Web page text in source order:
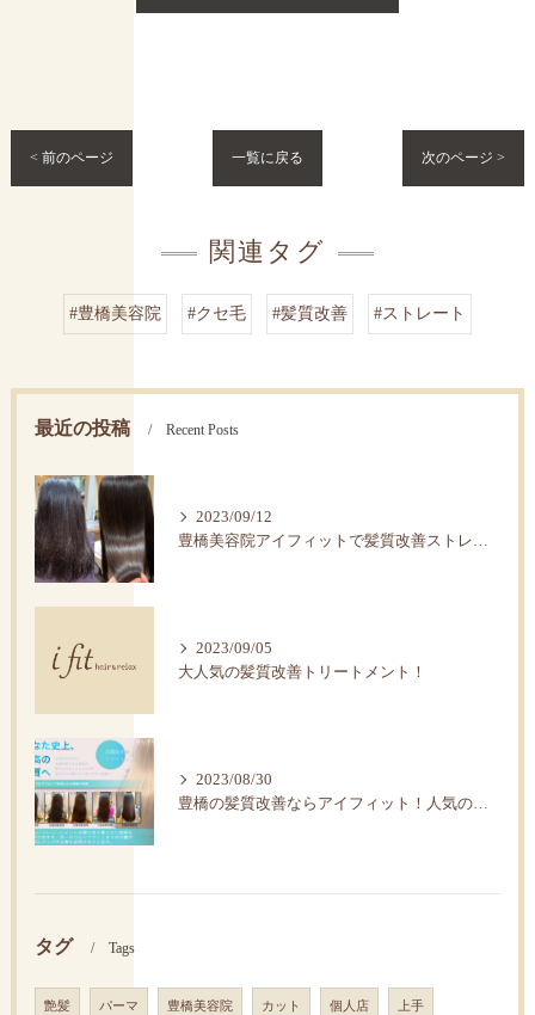
< 前のページ 一覧に戻る 次のページ >
関連タグ
#豊橋美容院 #クセ毛 #髪質改善 #ストレート
最近の投稿 Recent Posts
2023/09/12
豊橋美容院アイフィットで髪質改善ストレートで艶髪へ。
2023/09/05
大人気の髪質改善トリートメント！
2023/08/30
豊橋の髪質改善ならアイフィット！人気の水素トリートメント
タグ Tags
艶髪 パーマ 豊橋美容院 カット 個人店 上手